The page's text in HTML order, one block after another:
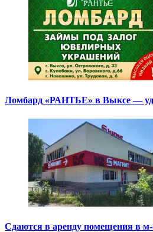
Ломбард «РАНТЬЕ» в Выксе —
Сдаются в аренду помещения в